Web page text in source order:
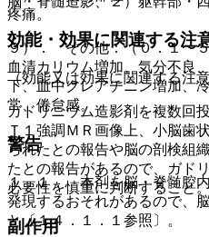
疼痛。
９）． その他：（０．１〜５
血清カリウム増加、気分不良
下、血中クレアチニン増加、
常、倦怠感。
警告
１．１． 本剤を脳・脊髄腔
発現するおそれがあるので、
と〔１４．１．１参照〕。
効能・効果に関連する注
（効能又は効果に関連する注
ガドリニウム造影剤を複数回
Ｔ１強調ＭＲ画像上、小脳歯
られたとの報告や脳の剖検組
たとの報告があるので、ガド
必要性を慎重に判断すること。
副作用